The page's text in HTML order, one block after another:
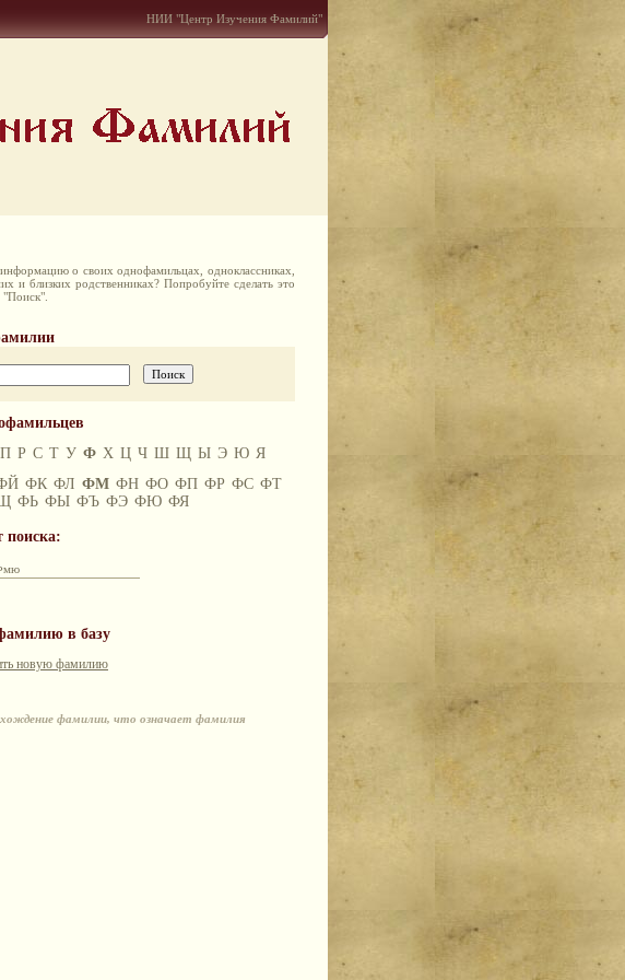
НИИ "Центр Изучения Фамилий"
о своих однофамильцах, одноклассниках,
и близких родственниках? Попробуйте сделать это
П Р С Т У Ф Х Ц Ч Ш Щ Ы Э Ю Я
ФК ФЛ ФМ ФН ФО ФП ФР ФС ФТ
ФЬ ФЫ ФЪ ФЭ ФЮ ФЯ
поиска:
в базу
новую фамилию
фамилии, что означает фамилия